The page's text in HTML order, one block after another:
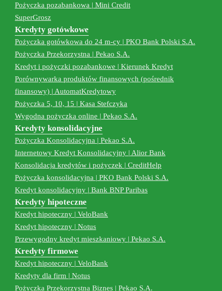
Pożyczka pozabankowa | Mini Credit
SuperGrosz
Kredyty gotówkowe
Pożyczka gotówkowa do 24 m-cy | PKO Bank Polski S.A.
Pożyczka Przekorzystna | Pekao S.A.
Kredyt i pożyczki pozabankowe | Kierunek Kredyt
Porównywarka produktów finansowych (pośrednik
finansowy) | AutomatKredytowy
Pożyczka 5, 10, 15 | Kasa Stefczyka
Wygodna pożyczka online | Pekao S.A.
Kredyty konsolidacyjne
Pożyczka Konsolidacyjna | Pekao S.A.
Internetowy Kredyt Konsolidacyjny | Alior Bank
Konsolidacja kredytów i pożyczek | CreditHelp
Pożyczka konsolidacyjna | PKO Bank Polski S.A.
Kredyt konsolidacyjny | Bank BNP Paribas
Kredyty hipoteczne
Kredyt hipoteczny | VeloBank
Kredyt hipoteczny | Notus
Przewygodny kredyt mieszkaniowy | Pekao S.A.
Kredyty firmowe
Kredyt hipoteczny | VeloBank
Kredyty dla firm | Notus
Pożyczka Przekorzystna Biznes | Pekao S.A.